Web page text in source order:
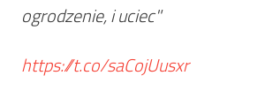
ogrodzenie, i uciec"
https://t.co/saCojUusxr